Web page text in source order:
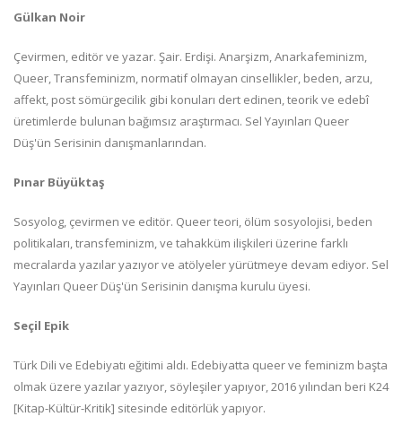
Gülkan Noir
Çevirmen, editör ve yazar. Şair. Erdişi. Anarşizm, Anarkafeminizm,
Queer, Transfeminizm, normatif olmayan cinsellikler, beden, arzu,
affekt, post sömürgecilik gibi konuları dert edinen, teorik ve edebî
üretimlerde bulunan bağımsız araştırmacı. Sel Yayınları Queer
Düş'ün Serisinin danışmanlarından.
Pınar Büyüktaş
Sosyolog, çevirmen ve editör. Queer teori, ölüm sosyolojisi, beden
politikaları, transfeminizm, ve tahakküm ilişkileri üzerine farklı
mecralarda yazılar yazıyor ve atölyeler yürütmeye devam ediyor. Sel
Yayınları Queer Düş'ün Serisinin danışma kurulu üyesi.
Seçil Epik
Türk Dili ve Edebiyatı eğitimi aldı. Edebiyatta queer ve feminizm başta
olmak üzere yazılar yazıyor, söyleşiler yapıyor, 2016 yılından beri K24
[Kitap-Kültür-Kritik] sitesinde editörlük yapıyor.